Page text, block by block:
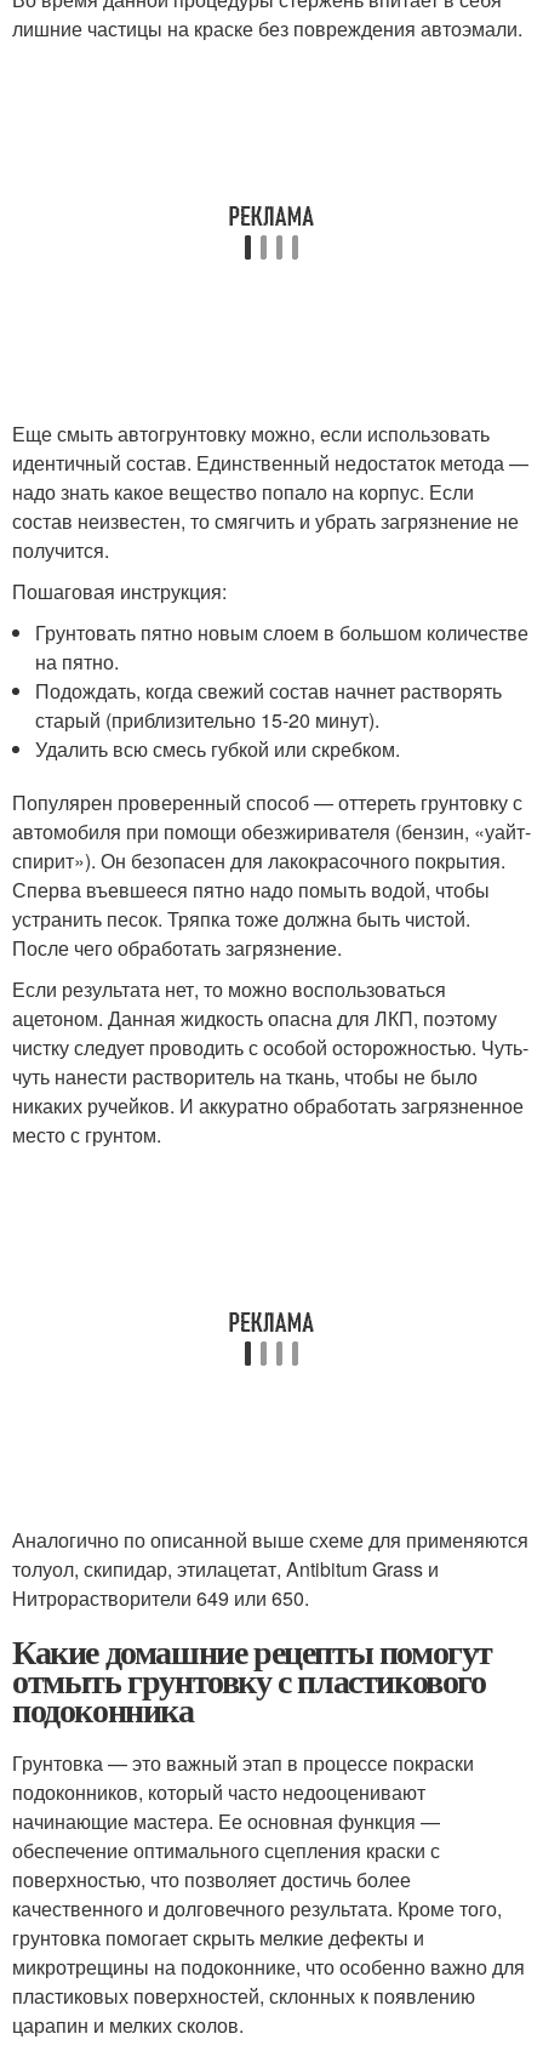
лишние частицы на краске без повреждения автоэмали.
Еще смыть автогрунтовку можно, если использовать
идентичный состав. Единственный недостаток метода —
надо знать какое вещество попало на корпус. Если
состав неизвестен, то смягчить и убрать загрязнение не
получится.
Пошаговая инструкция:
Грунтовать пятно новым слоем в большом количестве
на пятно.
Подождать, когда свежий состав начнет растворять
старый (приблизительно 15-20 минут).
Удалить всю смесь губкой или скребком.
Популярен проверенный способ — оттереть грунтовку с
автомобиля при помощи обезжиривателя (бензин, «уайт-
спирит»). Он безопасен для лакокрасочного покрытия.
Сперва въевшееся пятно надо помыть водой, чтобы
устранить песок. Тряпка тоже должна быть чистой.
После чего обработать загрязнение.
Если результата нет, то можно воспользоваться
ацетоном. Данная жидкость опасна для ЛКП, поэтому
чистку следует проводить с особой осторожностью. Чуть-
чуть нанести растворитель на ткань, чтобы не было
никаких ручейков. И аккуратно обработать загрязненное
место с грунтом.
Аналогично по описанной выше схеме для применяются
толуол, скипидар, этилацетат, Antibitum Grass и
Нитрорастворители 649 или 650.
Какие домашние рецепты помогут
отмыть грунтовку с пластикового
подоконника
Грунтовка — это важный этап в процессе покраски
подоконников, который часто недооценивают
начинающие мастера. Ее основная функция —
обеспечение оптимального сцепления краски с
поверхностью, что позволяет достичь более
качественного и долговечного результата. Кроме того,
грунтовка помогает скрыть мелкие дефекты и
микротрещины на подоконнике, что особенно важно для
пластиковых поверхностей, склонных к появлению
царапин и мелких сколов.